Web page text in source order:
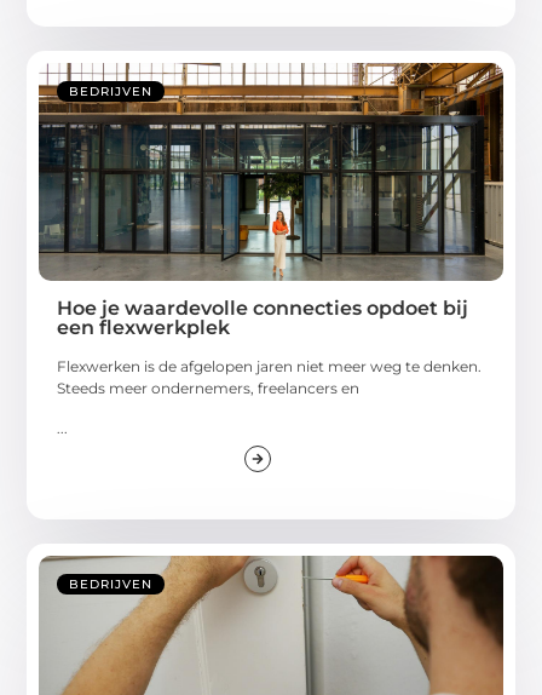
BEDRIJVEN
Hoe je waardevolle connecties opdoet bij
een flexwerkplek
Flexwerken is de afgelopen jaren niet meer weg te denken.
Steeds meer ondernemers, freelancers en
BEDRIJVEN